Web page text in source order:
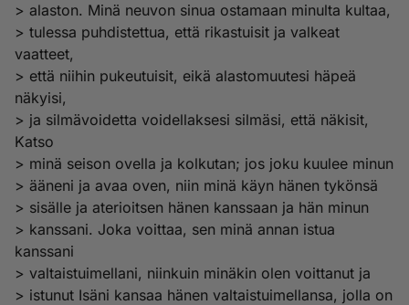
> alaston. Minä neuvon sinua ostamaan minulta kultaa,
> tulessa puhdistettua, että rikastuisit ja valkeat
vaatteet,
> että niihin pukeutuisit, eikä alastomuutesi häpeä
näkyisi,
> ja silmävoidetta voidellaksesi silmäsi, että näkisit,
Katso
> minä seison ovella ja kolkutan; jos joku kuulee minun
> ääneni ja avaa oven, niin minä käyn hänen tykönsä
> sisälle ja aterioitsen hänen kanssaan ja hän minun
> kanssani. Joka voittaa, sen minä annan istua
kanssani
> valtaistuimellani, niinkuin minäkin olen voittanut ja
> istunut Isäni kansaa hänen valtaistuimellansa, jolla on